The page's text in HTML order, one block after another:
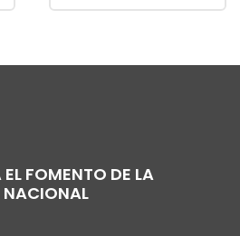
FOMENTO DE LA
NACIONAL